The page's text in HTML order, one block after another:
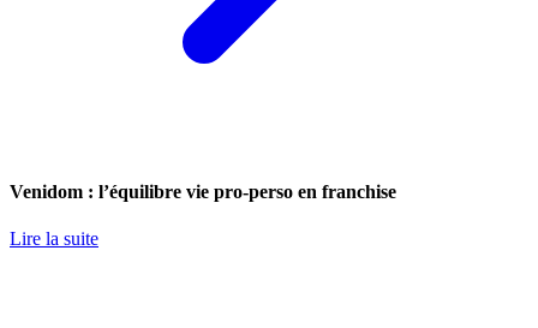
Venidom : l’équilibre vie pro-perso en franchise
Lire la suite